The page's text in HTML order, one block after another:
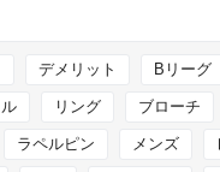
デメリット Bリーグ
リング ブローチ
ラペルピン メンズ